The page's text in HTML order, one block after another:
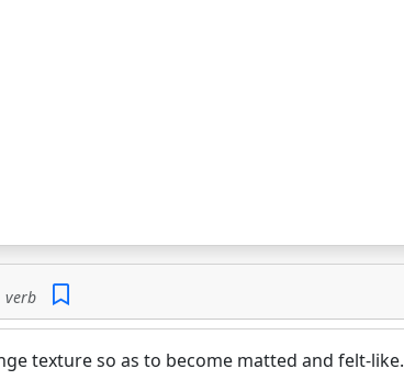
verb
texture so as to become matted and felt-like.